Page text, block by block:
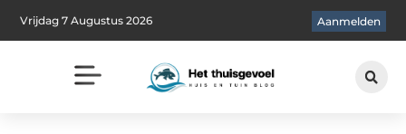
Vrijdag 7 Augustus 2026 Aanmelden